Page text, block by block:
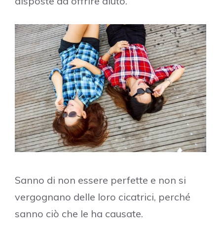
Sanno di non essere perfette e non si
vergognano delle loro cicatrici, perché
sanno ciò che le ha causate.